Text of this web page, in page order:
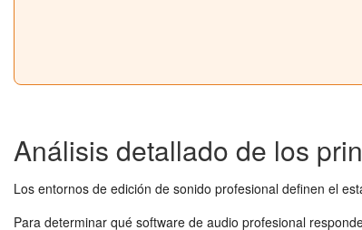
Análisis detallado de los
Los entornos de edición de sonido profesional definen el
Para determinar qué software de audio profesional